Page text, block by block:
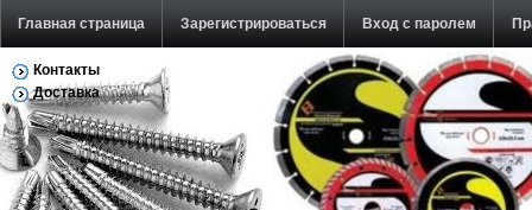
Главная страница Зарегистрироваться Вход с паролем
Обратная связь
Контакты
Доставка